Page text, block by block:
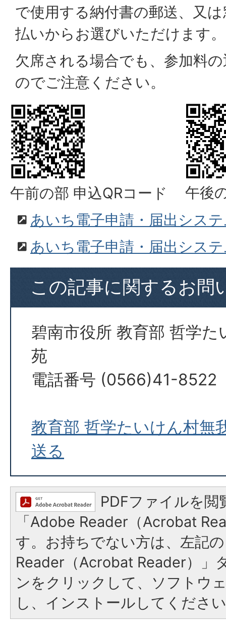
で使用する納付書の郵送、又
払いからお選びいただけます。
欠席される場合でも、参加料
のでご注意ください。
午前の部 申込QRコード
午後
あいち電子申請・届出シス
あいち電子申請・届出シス
この記事に関するお問
碧南市役所 教育部 哲学た
苑
電話番号 (0566)41-8522
教育部 哲学たいけん村無
送る
PDFファイルを閲
「Adobe Reader（Acrobat
す。お持ちでない方は、左記
Reader（Acrobat Reader）」
ンをクリックして、ソフトウ
し、インストールしてくださ